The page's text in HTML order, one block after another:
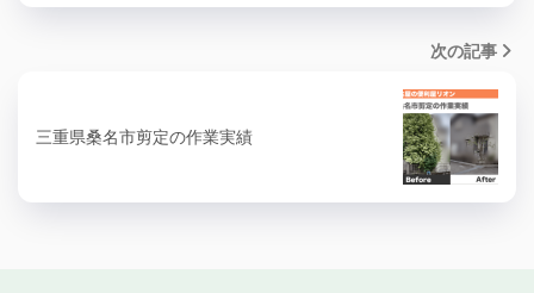
次の記事
三重県桑名市剪定の作業実績